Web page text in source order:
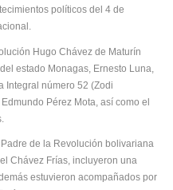
políticos del 4 de
Hugo Chávez de Maturín
estado Monagas, Ernesto Luna,
Integral número 52 (Zodi
Pérez Mota, así como el
de la Revolución bolivariana
Chávez Frías, incluyeron una
estuvieron acompañados por